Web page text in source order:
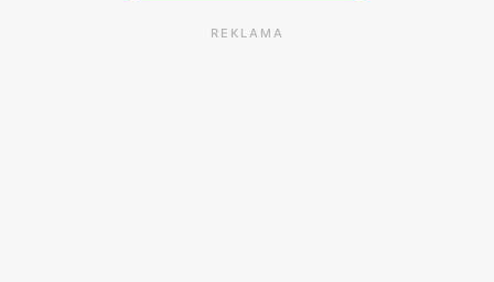
REKLAMA